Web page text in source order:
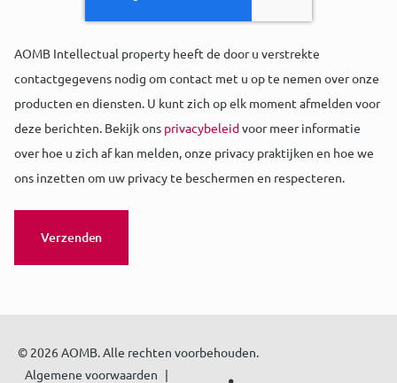
AOMB Intellectual property heeft de door u verstrekte
contactgegevens nodig om contact met u op te nemen over onze
producten en diensten. U kunt zich op elk moment afmelden voor
deze berichten. Bekijk ons privacybeleidvoor meer informatie
over hoe u zich af kan melden, onze privacy praktijken en hoe we
ons inzetten om uw privacy te beschermen en respecteren.
© 2026 AOMB. Alle rechten voorbehouden.
Algemene voorwaarden